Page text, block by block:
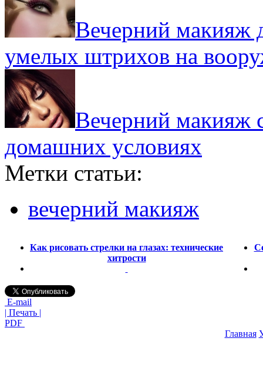
Вечерний макияж
умелых штрихов на
Вечерний макияж
домашних условиях
Метки статьи:
вечерний макияж
Как рисовать стрелки на глазах: технические
хитрости
E-mail
| Печать |
PDF
Главная